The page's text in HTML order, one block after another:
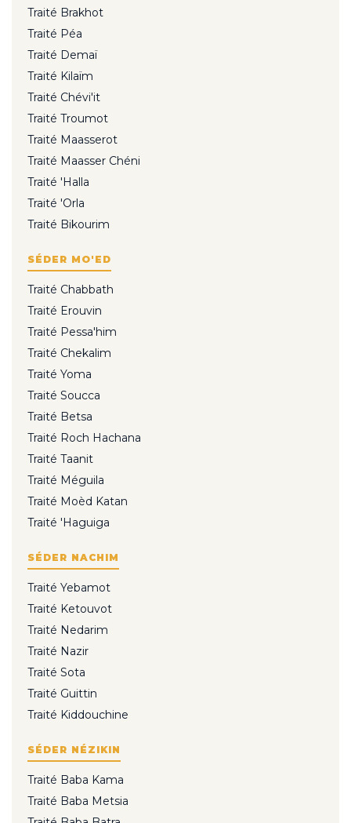
Traité Brakhot
Traité Péa
Traité Demaï
Traité Kilaïm
Traité Chévi'it
Traité Troumot
Traité Maasserot
Traité Maasser Chéni
Traité 'Halla
Traité 'Orla
Traité Bikourim
SÉDER MO'ED
Traité Chabbath
Traité Erouvin
Traité Pessa'him
Traité Chekalim
Traité Yoma
Traité Soucca
Traité Betsa
Traité Roch Hachana
Traité Taanit
Traité Méguila
Traité Moèd Katan
Traité 'Haguiga
SÉDER NACHIM
Traité Yebamot
Traité Ketouvot
Traité Nedarim
Traité Nazir
Traité Sota
Traité Guittin
Traité Kiddouchine
SÉDER NÉZIKIN
Traité Baba Kama
Traité Baba Metsia